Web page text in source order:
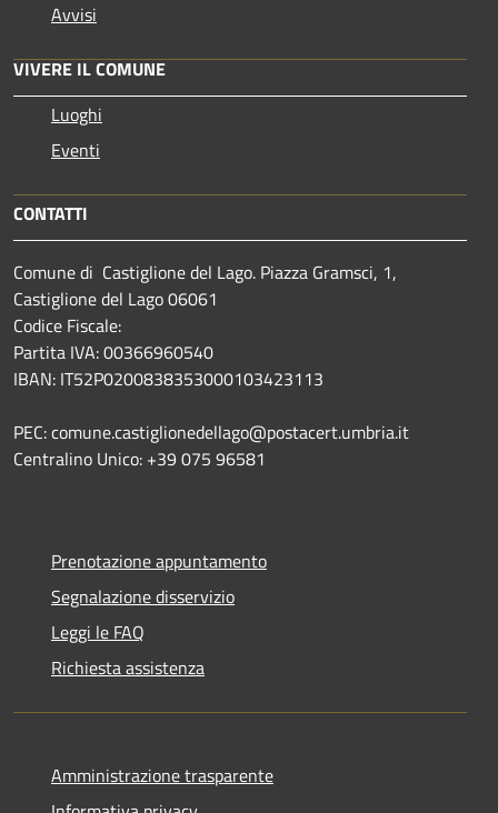
Avvisi
VIVERE IL COMUNE
Luoghi
Eventi
CONTATTI
Comune di Castiglione del Lago. Piazza Gramsci, 1,
Castiglione del Lago 06061
Codice Fiscale:
Partita IVA: 00366960540
IBAN: IT52P0200838353000103423113
PEC: comune.castiglionedellago@postacert.umbria.it
Centralino Unico: +39 075 96581
Prenotazione appuntamento
Segnalazione disservizio
Leggi le FAQ
Richiesta assistenza
Amministrazione trasparente